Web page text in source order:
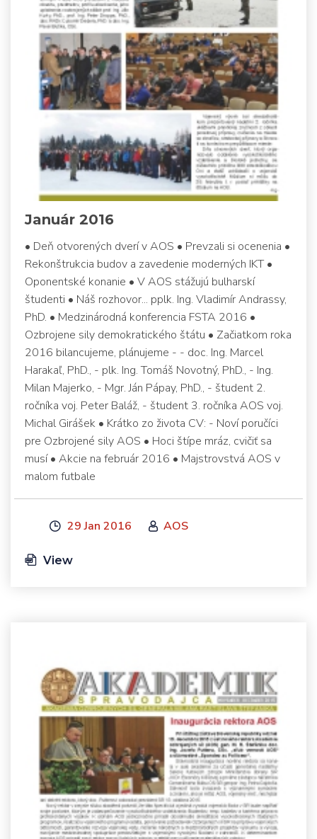
Január 2016
• Deň otvorených dverí v AOS • Prevzali si ocenenia •
Rekonštrukcia budov a zavedenie moderných IKT •
Oponentské konanie • V AOS stážujú bulharskí
študenti • Náš rozhovor... pplk. Ing. Vladimír Andrassy,
PhD. • Medzinárodná konferencia FSTA 2016 •
Ozbrojene sily demokratického štátu • Začiatkom roka
2016 bilancujeme, plánujeme - - doc. Ing. Marcel
Harakaľ, PhD., - plk. Ing. Tomáš Novotný, PhD., - Ing.
Milan Majerko, - Mgr. Ján Pápay, PhD., - študent 2.
ročníka voj. Peter Baláž, - študent 3. ročníka AOS voj.
Michal Girášek • Krátko zo života CV: - Noví poručíci
pre Ozbrojené sily AOS • Hoci štípe mráz, cvičiť sa
musí • Akcie na február 2016 • Majstrovstvá AOS v
malom futbale
29 Jan 2016 AOS
View